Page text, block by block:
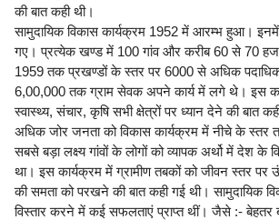
की बात कही थी।
सामुदायिक विकास कार्यक्रम 1952 में आरम्भ हुआ।
गए। प्रत्येक खण्ड में 100 गांव और करीब 60 से 70
1959 तक प्रखण्डों के स्तर पर 6000 से अधिक
6,00,000 तक ग्राम सेवक अपने कार्य में लगे थे। इस
स्वास्थ्य, संचार, कृषि सभी क्षेत्रों पर ध्यान देने की बात
अधिक जोर जनता को विकास कार्यक्रम में नीचे के स्तर
सबसे बड़ा लक्ष्य गांवों के लोगों को व्यापक अर्थो में देश के
था। इस कार्यक्रम में ग्रामीण तबकों को जीवन स्तर पर
की समता को परखने की बात कही गई थी। सामुदायिक
विस्तार करने में कई सफलताएं प्राप्त थीं। जैसे :- बेहतर